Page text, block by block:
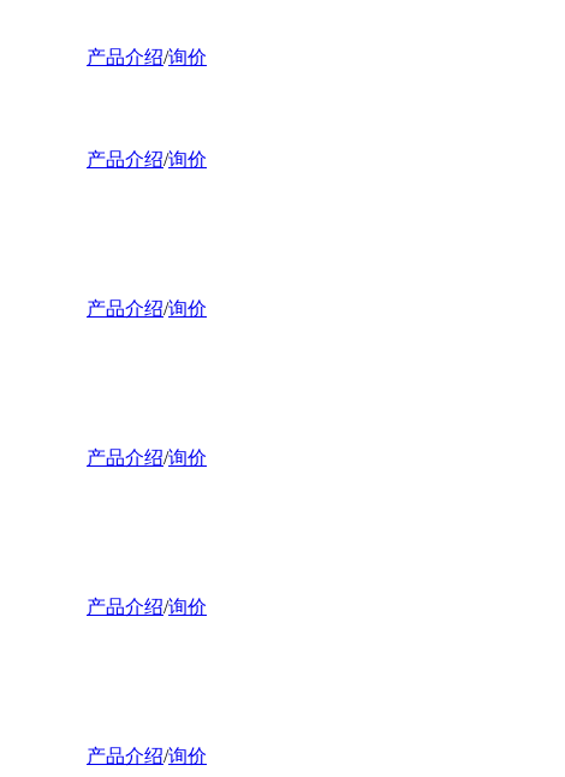
产品介绍/询价
产品介绍/询价
产品介绍/询价
产品介绍/询价
产品介绍/询价
产品介绍/询价